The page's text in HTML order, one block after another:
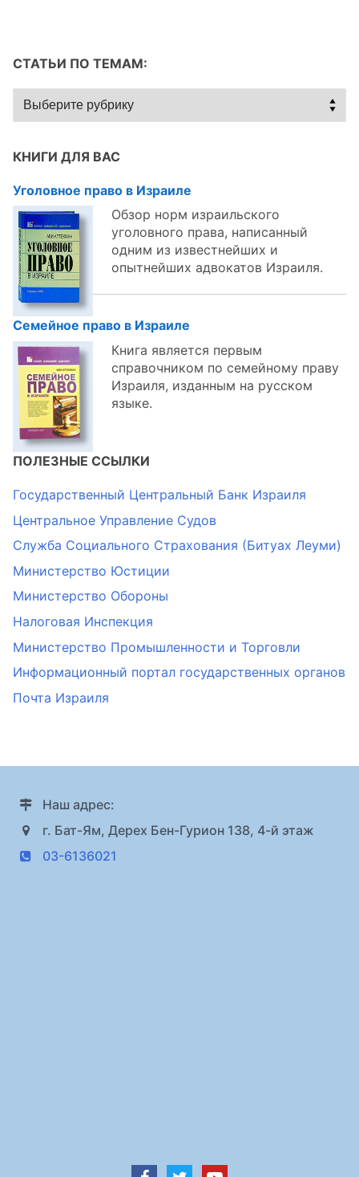
СТАТЬИ ПО ТЕМАМ:
Статьи
по
КНИГИ ДЛЯ ВАС
Уголовное право в Израиле
Обзор норм израильского
уголовного права, написанный
одним из известнейших и
опытнейших адвокатов Израиля.
Семейное право в Израиле
Книга является первым
справочником по семейному праву
Израиля, изданным на русском
языке.
ПОЛЕЗНЫЕ ССЫЛКИ
Государственный Центральный Банк Израиля
Центральное Управление Судов
Служба Социального Страхования (Битуах Леуми)
Министерство Юстиции
Министерство Обороны
Налоговая Инспекция
Министерство Промышленности и Торговли
Информационный портал государственных органов
Почта Израиля
Наш адрес:
г. Бат-Ям, Дерех Бен-Гурион 138, 4-й этаж
03-6136021